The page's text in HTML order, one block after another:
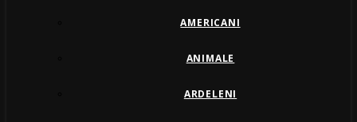
AMERICANI
ANIMALE
ARDELENI